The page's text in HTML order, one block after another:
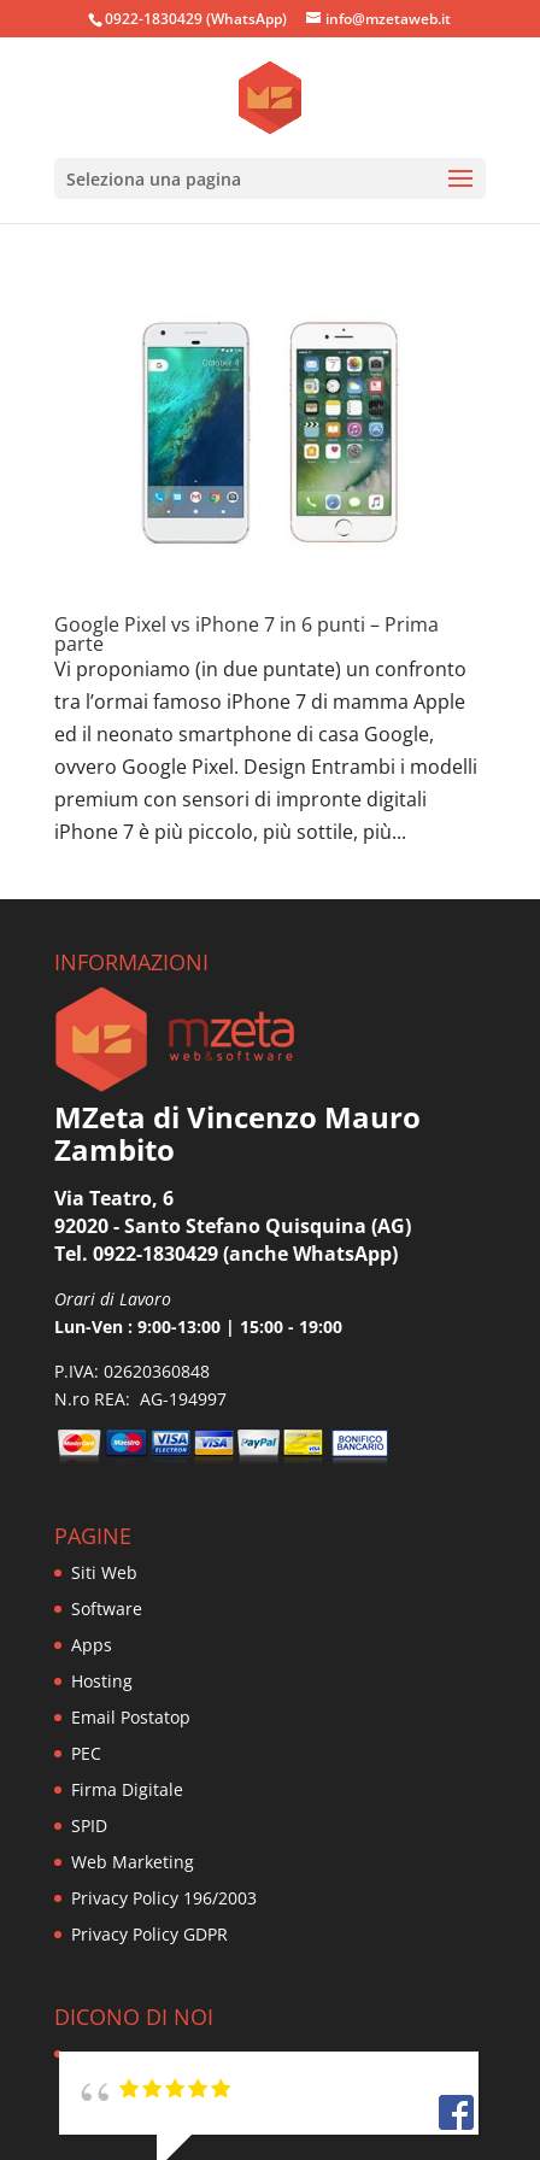
0922-1830429 (WhatsApp) info@mzetaweb.it
Seleziona una pagina
Google Pixel vs iPhone 7 in 6 punti – Prima
parte
Vi proponiamo (in due puntate) un confronto
tra l’ormai famoso iPhone 7 di mamma Apple
ed il neonato smartphone di casa Google,
ovvero Google Pixel. Design Entrambi i modelli
premium con sensori di impronte digitali
iPhone 7 è più piccolo, più sottile, più...
INFORMAZIONI
MZeta di Vincenzo Mauro
Zambito
Via Teatro, 6
92020 - Santo Stefano Quisquina (AG)
Tel. 0922-1830429 (anche WhatsApp)
Orari di Lavoro
Lun-Ven : 9:00-13:00 | 15:00 - 19:00
P.IVA: 02620360848
N.ro REA: AG-194997
PAGINE
Siti Web
Software
Apps
Hosting
Email Postatop
PEC
Firma Digitale
SPID
Web Marketing
Privacy Policy 196/2003
Privacy Policy GDPR
DICONO DI NOI